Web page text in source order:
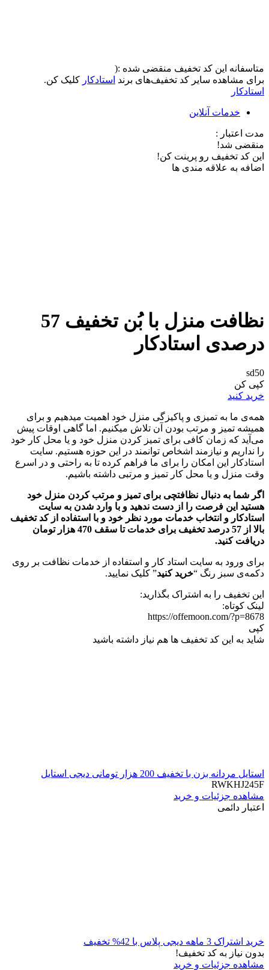
متاسفانه این کد تخفیف منقضی شده :(
برای مشاهده سایر کد تخفیف‌های برند استادکار کلیک کن.
استادکار
خدمات آنلاین
مدت اعتبار :
منقضی شد!
این کد تخفیف رو پرینت کن!
اضافه به علاقه مندی ها
نظافت منزل با بُن تخفیف 57
درصدی استادکار
sd50
کپی کن
خرید کنید
همه‌ی ما به تمیزی و پاکیزگی منزل خود اهمیت میدهیم و برای
همیشه تمیز و مرتب بودن آن تلاش میکنیم. اما گاهی اوقات پیش
می‌آید که زمان کافی برای تمیز کردن منزل خود و یا محل کار خود
را نداریم و نیازمند اشخاص توانمند در این حوزه هستیم. سایت
استادکار این امکان را برای ما فراهم کرده تا به راحتی و در اسرع
وقت منزل و یا محل کار تمیز و مرتبی داشته باشیم.
اگر شما به دنبال نظافتچی برای تمیز و مرتب کردن منزل خود
هستید این فرصت را از دست ندهید و با وارد شدن به سایت
استادکار و انتخاب خدمات مورد نظر خود و با استفاده از کد تخفیف
بالا از 57 درصد تخفیف برای خدمات تا سقف 470 هزار تومان
دریافت کنید.
برای ورود به سایت استاد کار و استفاده از خدمات نظافت بر روی
دکمه‌ی سبز رنگ “خرید کنید” کلیک نمایید.
این تخفیف را به اشتراک بگذارید:
لینک کوتاه:
https://offemoon.com/?p=8678
کپی
شاید به این کد تخفیف ها هم نیاز داشته باشید
استایل مردانه بزن با تخفیف 200 هزار تومانی دیجی استایل
RWKHJ245F
مشاهده جزئیات و خرید
اعتبار دائمی
خرید اشتراک 3 ماهه دیجی پلاس با 42% تخفیف
بدون نیاز به کد تخفیف!
مشاهده جزئیات و خرید